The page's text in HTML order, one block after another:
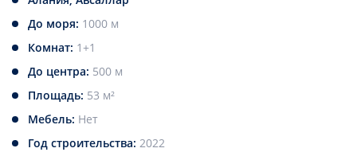
До моря: 1000 м
Комнат: 1+1
До центра: 500 м
Площадь: 53 м²
Мебель: Нет
Год строительства: 2022